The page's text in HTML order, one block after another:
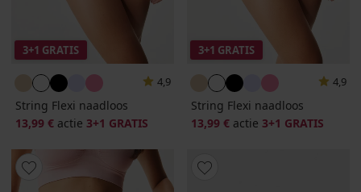
3+1 GRATIS
4,9
String Flexi naadloos
13,99 € actie 3+1 GRATIS
3+1 GRATIS
4,9
String Flexi naadloos
13,99 € actie 3+1 GRATIS